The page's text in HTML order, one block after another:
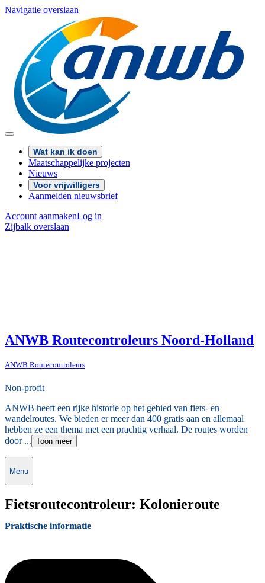
Navigatie overslaan
Wat kan ik doen
Maatschappelijke projecten
Nieuws
Voor vrijwilligers
Aanmelden nieuwsbrief
Account aanmakenLog in
Zijbalk overslaan
ANWB Routecontroleurs Noord-Holland
ANWB Routecontroleurs
Non-profit
ANWB heeft een rijke historie op het gebied van fiets- en
wandelroutes. We bieden er meer dan 400 gratis aan en allemaal
hebben ze een thema met een prachtig verhaal. De routes worden
door ... Toon meer
Menu
Fietsroutecontroleur: Kolonieroute
Praktische informatie